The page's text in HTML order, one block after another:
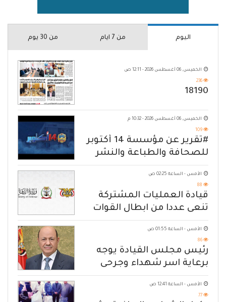
اليوم من 7 ايام من 30 يوم
الخميس, 06 أغسطس 2026 - 12:11 ص
236
18190
الخميس, 06 أغسطس 2026 - 10:32 م
109
#تقرير عن مؤسسة 14 أكتوبر
للصحافة والطباعة والنشر
الأمس - الساعة 02:25 ص
88
قيادة العمليات المشتركة
تنعى عددا من ابطال القوات
المسلحة
الأمس - الساعة 01:55 ص
86
رئيس مجلس القيادة يوجه
برعاية اسر شهداء وجرحى
الهجوم الإرهابي الحوثي والرد
الحازم على مصدر التهديد
الأمس - الساعة 12:41 ص
77